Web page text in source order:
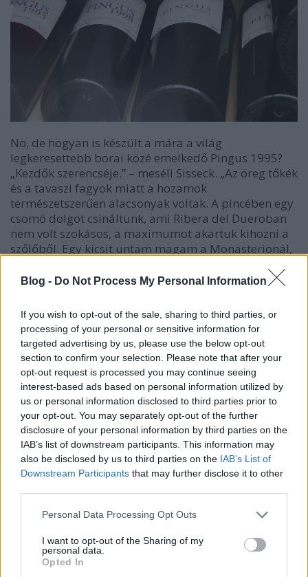
Blog - Do Not Process My Personal Information
If you wish to opt-out of the sale, sharing to third parties, or
processing of your personal or sensitive information for
targeted advertising by us, please use the below opt-out
section to confirm your selection. Please note that after your
opt-out request is processed you may continue seeing
interest-based ads based on personal information utilized by
us or personal information disclosed to third parties prior to
your opt-out. You may separately opt-out of the further
disclosure of your personal information by third parties on the
IAB’s list of downstream participants. This information may
also be disclosed by us to third parties on the IAB’s List of
Downstream Participants that may further disclose it to other
Please note that this website/app uses one or more Google
not limited to your visit or usage behaviour. You may click to
grant or deny consent to Google and its third-party tags to
use your data for below specified purposes in below Google
Personal Data Processing Opt Outs
I want to opt-out of the Sharing of my
personal data.
Opted In
No, de hogyan is készült a mára a világ
legkeresettebb borai közé emelkedő Pingus 1995?
„Kezdők szerencséje.” – meséli Sisseck. „Az öreg tőkék
és a tavaszi fagyok miatt a hozamok
természetszerűen alacsonyak voltak. A pincében egy
csomó dolgot csináltunk, ami Ribera del Dueroban
nem volt szokásos, a maximumot akartuk kihozni a
szőlőből. Egy kicsit untam magam a Monasterionál,
akartam, meddig lehet a tempranillo határait
körül alakult, az aprócska terület miatt könnyebb
volt a tökéletesre törekedni. Rendkívül gondosan,
bogyónként válogatták a termést, majd az erjesztett
bor új francia hordókba került.
A siker természetesen nem csak egyetlen évjáratra
szólt. Peter ügyesen menedzselte a kincset, amihez
hozzájutott és megpróbált egyre jobb bort készíteni.
A Pingus hamar Spanyolország legkeresettebb és
legdrágább borává vált, hiszen mindenki
megpróbált a „Pingus-élményből” részesülni.
Néhány év alatt stabilan olyan ikonokat utasított
maga mögé, mint a Vega Sicilia vagy a borvidék
megdöbbentem, amint a közeli Peñafielben, egy kis
élelmiszer- és borüzletben 900 Euróért listáztak be
egyetlen palack Pingus 2009-et. A régebbi évjáratok
tizenkettes kartonjai különböző aukciókon 7-8.000